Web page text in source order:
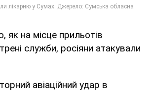
як на місце прильотів
служби, росіяни атакували
авіаційний удар в